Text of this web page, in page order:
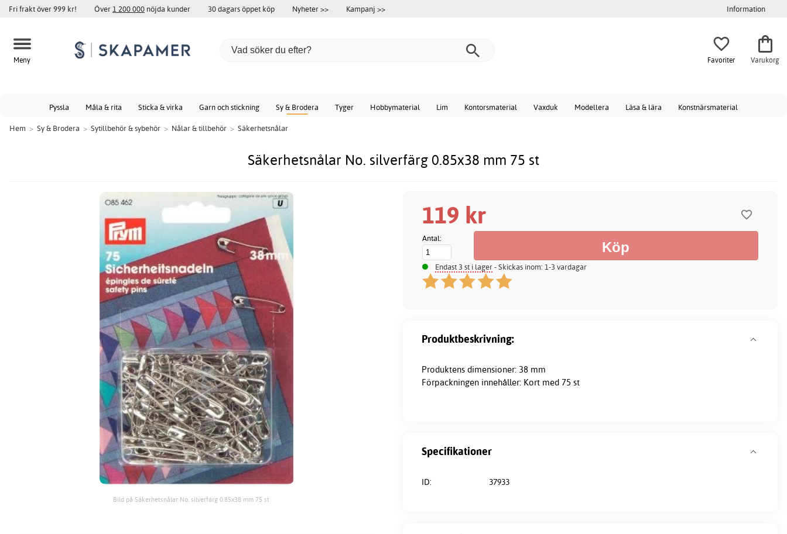
Fri frakt över 999 kr! Över1 200 000 nöjda kunder 30 dagars öppet köp Nyheter >> Kampanj >> Information
Meny Favoriter Varukorg
Pyssla Måla & rita Sticka & virka Garn och stickning Sy & Brodera Tyger Hobbymaterial Lim Kontorsmaterial Vaxduk Modellera Läsa & lära Konstnärsmaterial
Hem > Sy & Brodera > Sytillbehör & sybehör > Nålar & tillbehör > Säkerhetsnålar
Säkerhetsnålar No. silverfärg 0.85x38 mm 75 st
Bild på Säkerhetsnålar No. silverfärg 0.85x38 mm 75 st
119 kr
Antal:
Endast 3 st i lager- Skickas inom: 1-3 vardagar
Produktbeskrivning:
Produktens dimensioner: 38 mm
Förpackningen innehåller: Kort med 75 st
Specifikationer
ID: 37933